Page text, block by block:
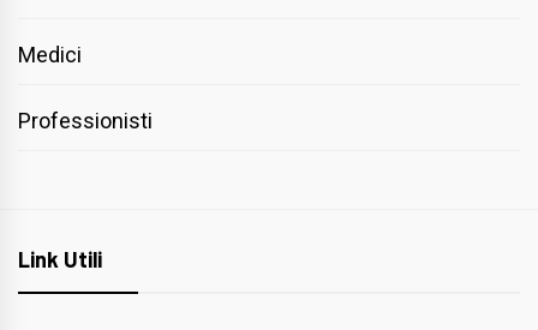
Medici
Professionisti
Link Utili